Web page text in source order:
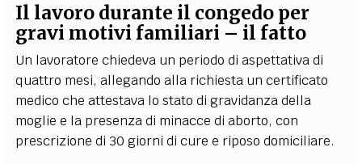
Il lavoro durante il congedo per
gravi motivi familiari – il fatto
Un lavoratore chiedeva un periodo di aspettativa di
quattro mesi, allegando alla richiesta un certificato
medico che attestava lo stato di gravidanza della
moglie e la presenza di minacce di aborto, con
prescrizione di 30 giorni di cure e riposo domiciliare.